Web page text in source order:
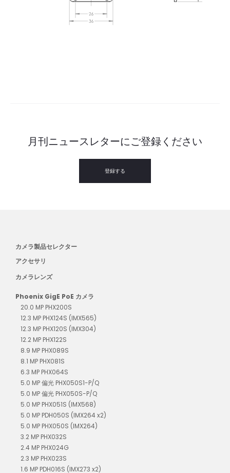
月刊ニュースレターにご登録ください
登録する
カメラ製品セレクター
アクセサリ
カメラレンズ
Phoenix GigE PoE カメラ
20.0 MP PHX200S
12.3 MP PHX124S (IMX565)
12.3 MP PHX120S (IMX304)
12.2 MP PHX122S
8.9 MP PHX089S
8.1 MP PHX081S
6.3 MP PHX064S
5.0 MP 偏光 PHX050S1-P/Q
5.0 MP 偏光 PHX050S-P/Q
5.0 MP PHX051S (IMX568)
5.0 MP PDH050S (IMX264 x2)
5.0 MP PHX050S (IMX264)
3.2 MP PHX032S
2.4 MP PHX024G
2.3 MP PHX023S
1.6 MP PDH016S (IMX273 x2)